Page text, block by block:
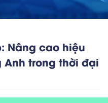
Nâng cao hiệu
trong thời đại